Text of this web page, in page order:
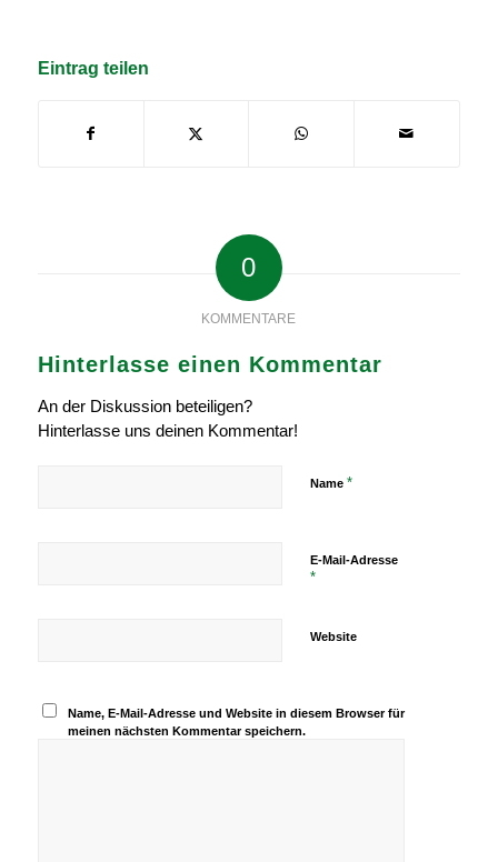
Eintrag teilen
0
KOMMENTARE
Hinterlasse einen Kommentar
An der Diskussion beteiligen?
Hinterlasse uns deinen Kommentar!
Name *
E-Mail-Adresse
*
Website
Name, E-Mail-Adresse und Website in diesem Browser für
meinen nächsten Kommentar speichern.